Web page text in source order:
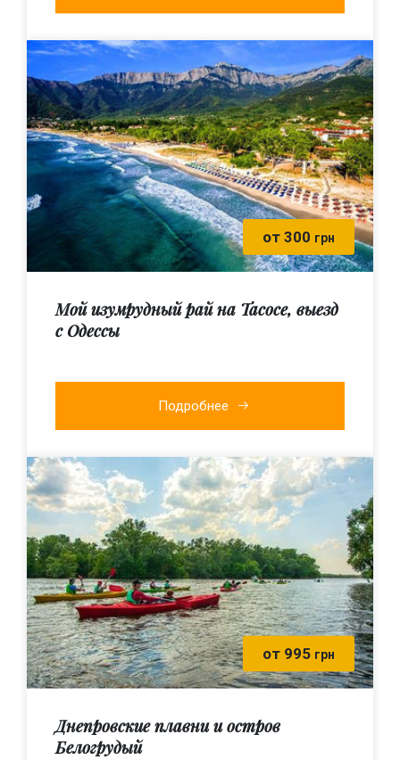
от 300 грн
Мой изумрудный рай на Тасосе, выезд
с Одессы
Подробнее
от 995 грн
Днепровские плавни и остров
Белогрудый